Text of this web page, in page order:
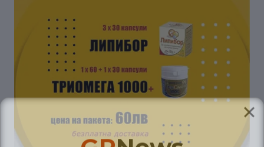
GPNews